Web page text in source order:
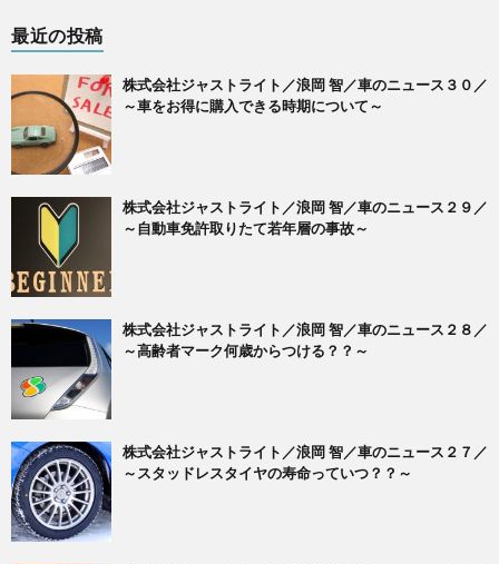
最近の投稿
株式会社ジャストライト／浪岡 智／車のニュース３０／
～車をお得に購入できる時期について～
株式会社ジャストライト／浪岡 智／車のニュース２９／
～自動車免許取りたて若年層の事故～
株式会社ジャストライト／浪岡 智／車のニュース２８／
～高齢者マーク何歳からつける？？～
株式会社ジャストライト／浪岡 智／車のニュース２７／
～スタッドレスタイヤの寿命っていつ？？～